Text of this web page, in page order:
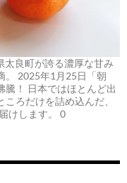
太良町が誇る濃厚な甘み
。 2025年1月25日「朝
騰！ 日本ではほとんど出
ろだけを詰め込んだ、
けします。 0